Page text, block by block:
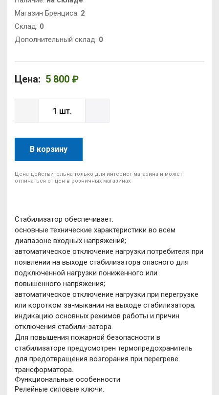
Магазин Бренциса: 2
Cклад: 0
Дополнительный склад: 0
Цена: 5 800 ₽
В корзину
Цена действительна только для интернет-магазина и может
отличаться от цен в розничных магазинах
Стабилизатор обеспечивает:
основные технические характеристики во всем
диапазоне входных напряжений;
автоматическое отключение нагрузки потребителя при
появлении на выходе стабилизатора опасного для
подключенной нагрузки пониженного или
повышенного напряжения;
автоматическое отключение нагрузки при перегрузке
или коротком за-мыкании на выходе стабилизатора;
индикацию основных режимов работы и причин
отключения стабили-затора.
Для повышения пожарной безопасности в
стабилизаторе предусмотрен термопредохранитель
для предотвращения возгорания при перегреве
трансформатора.
Функциональные особенности
Релейные силовые ключи.